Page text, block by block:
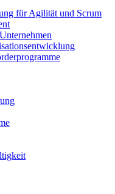
für Agilität und Scrum